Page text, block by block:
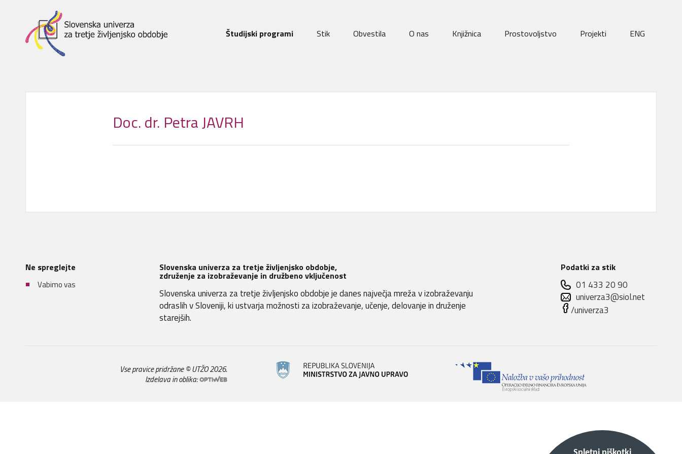
Študijski programi Stik Obvestila O nas Knjižnica Prostovoljstvo Projekti ENG
Doc. dr. Petra JAVRH
Ne spreglejte
Vabimo vas
Slovenska univerza za tretje življenjsko obdobje,
združenje za izobraževanje in družbeno vključenost
Slovenska univerza za tretje življenjsko obdobje je danes največja mreža v izobraževanju
odraslih v Sloveniji, ki ustvarja možnosti za izobraževanje, učenje, delovanje in druženje
starejših.
Podatki za stik
01 433 20 90
univerza3@siol.net
/univerza3
Vse pravice pridržane © UTŽO 2026.
Izdelava in oblika: